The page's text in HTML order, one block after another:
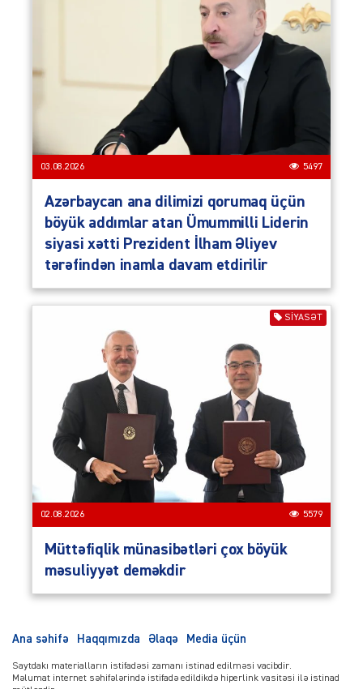
03.08.2026 5497
Azərbaycan ana dilimizi qorumaq üçün
böyük addımlar atan Ümummilli Liderin
siyasi xətti Prezident İlham Əliyev
tərəfindən inamla davam etdirilir
SIYASƏT
02.08.2026 5579
Müttəfiqlik münasibətləri çox böyük
məsuliyyət deməkdir
Ana səhifə Haqqımızda Əlaqə Media üçün
Saytdakı materialların istifadəsi zamanı istinad edilməsi vacibdir.
Məlumat internet səhifələrində istifadə edildikdə hiperlink vasitəsi ilə istinad